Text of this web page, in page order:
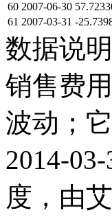
60 2007-06-30
61 2007-03-31 -
数据说明
销售费
波动；
2014-
度，由